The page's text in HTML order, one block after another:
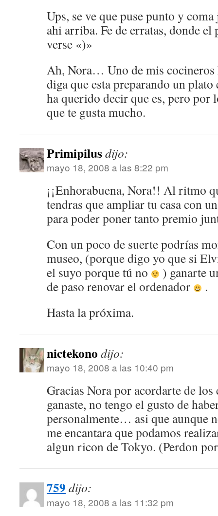
Ups, se ve que puse punto y
ahi arriba. Fe de erratas, donde
verse «)»
Ah, Nora… Uno de mis cocineros
diga que esta preparando un
ha querido decir que es, pero por
que te gusta mucho.
Primipilusdijo:
mayo 18, 2008 a las 8:22 pm
¡¡Enhorabuena, Nora!! Al ritmo
tendras que ampliar tu casa con
para poder poner tanto premio
Con un poco de suerte podrías
museo, (porque digo yo que si
el suyo porque tú no
) ganarte
de paso renovar el ordenador
.
Hasta la próxima.
nictekono dijo:
mayo 18, 2008 a las 10:40 pm
Gracias Nora por acordarte de
ganaste, no tengo el gusto de
personalmente… asi que aunque
me encantara que podamos
algun ricon de Tokyo. (Perdon
759 dijo:
mayo 18, 2008 a las 11:32 pm